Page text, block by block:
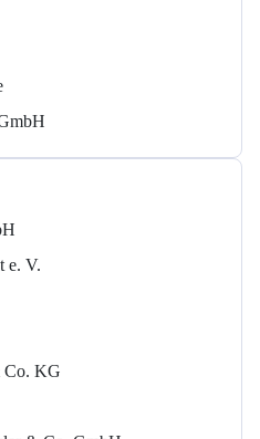
e. V.
Co. KG